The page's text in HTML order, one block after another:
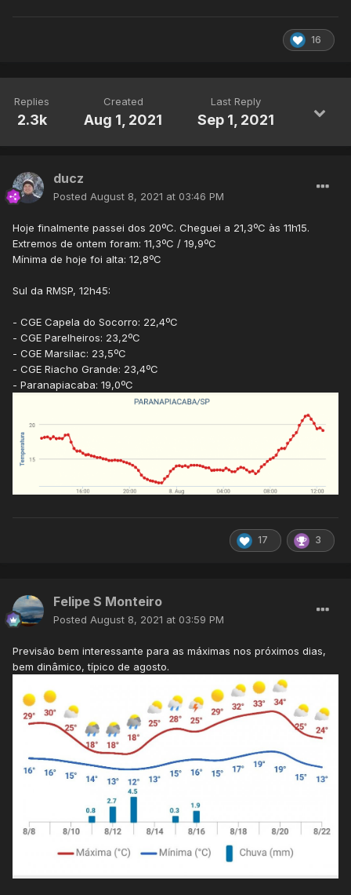
16
Replies
2.3k
Created
Aug 1, 2021
Last Reply
Sep 1, 2021
ducz
Posted August 8, 2021 at 03:46 PM
Hoje finalmente passei dos 20ºC. Cheguei a 21,3ºC às 11h15.
Extremos de ontem foram: 11,3ºC / 19,9ºC
Mínima de hoje foi alta: 12,8ºC
Sul da RMSP, 12h45:
- CGE Capela do Socorro: 22,4ºC
- CGE Parelheiros: 23,2ºC
- CGE Marsilac: 23,5ºC
- CGE Riacho Grande: 23,4ºC
- Paranapiacaba : 19,0ºC
17 3
Felipe S Monteiro
Posted August 8, 2021 at 03:59 PM
Previsão bem interessante para as máximas nos próximos dias,
bem dinâmico, típico de agosto.